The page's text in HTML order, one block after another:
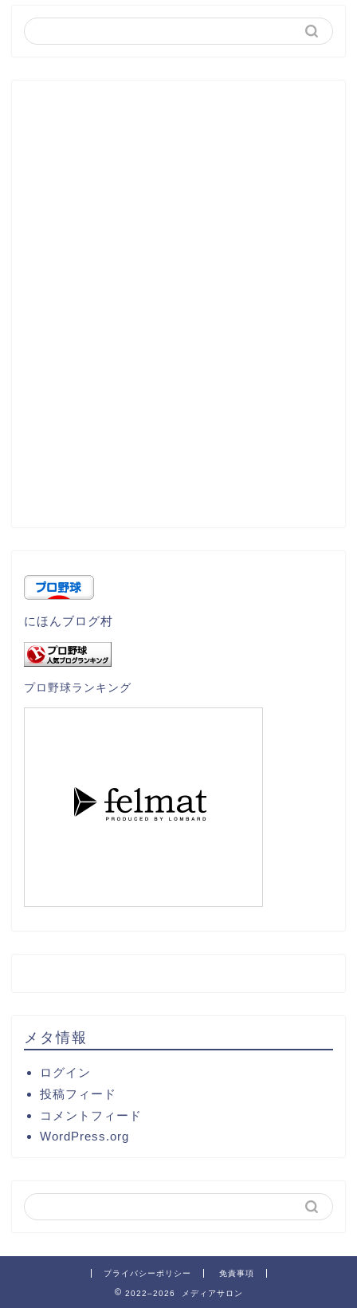
にほんブログ村
プロ野球ランキング
メタ情報
ログイン
投稿フィード
コメントフィード
WordPress.org
プライバシーポリシー 免責事項
2022–2026 メディアサロン